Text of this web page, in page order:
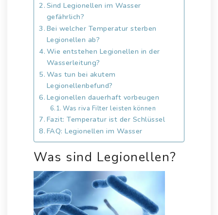
Sind Legionellen im Wasser
gefährlich?
Bei welcher Temperatur sterben
Legionellen ab?
Wie entstehen Legionellen in der
Wasserleitung?
Was tun bei akutem
Legionellenbefund?
Legionellen dauerhaft vorbeugen
Was riva Filter leisten können
Fazit: Temperatur ist der Schlüssel
FAQ: Legionellen im Wasser
Was sind Legionellen?